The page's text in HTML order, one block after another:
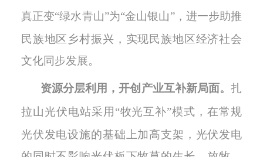
真正变“绿水青山”为“金山银山”， 进一步助推
民族地区乡村振兴，实现民族地区经济社会
文化同步发展。
资源分层利用，开创产业互补新局面。扎
拉山光伏电站采用 “牧光互补”模式 ，在常规
光伏发电设施的基础上加高支架，光伏发电